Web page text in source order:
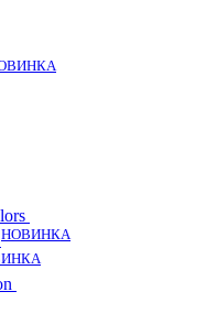
НОВИНКА